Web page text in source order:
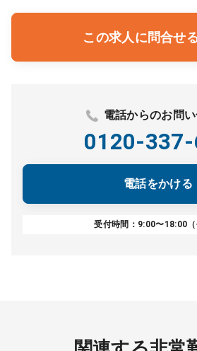
この求人に問合せ
電話からのお問
0120-
電話をかける
受付時間：9:00〜18:00（